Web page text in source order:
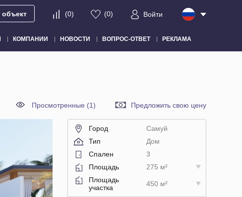
(0) (0) Войти
КОМПАНИИ НОВОСТИ ВОПРОС-ОТВЕТ РЕКЛАМА
Просмотренные (1) Предложить свою цену
Город
Самуй
Тип
Дом
Спален
3
Площадь
275 м²
Площадь
участка
450 м²